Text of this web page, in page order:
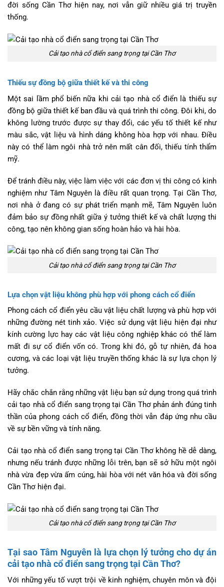
đời sống Cần Thơ hiện nay, nơi vẫn giữ nhiều giá trị truyền
thống.
Cải tạo nhà cổ điển sang trọng tại Cần Thơ
Thiếu sự đồng bộ giữa thiết kế và thi công
Một sai lầm phổ biến nữa khi cải tạo nhà cổ điển là thiếu sự
đồng bộ giữa thiết kế ban đầu và quá trình thi công. Đôi khi, do
không lường trước được sự thay đổi, các yếu tố thiết kế như
màu sắc, vật liệu và hình dáng không hòa hợp với nhau. Điều
này có thể làm ngôi nhà trở nên mất cân đối, thiếu tính thẩm
mỹ.
Để tránh điều này, việc làm việc với các đơn vị thi công có kinh
nghiệm như Tâm Nguyên là điều rất quan trọng. Tại Cần Thơ,
nơi nhà ở đang có sự phát triển mạnh mẽ, Tâm Nguyên luôn
đảm bảo sự đồng nhất giữa ý tưởng thiết kế và chất lượng thi
công, tạo nên không gian sống hoàn hảo và hài hòa.
Cải tạo nhà cổ điển sang trọng tại Cần Thơ
Lựa chọn vật liệu không phù hợp với phong cách cổ điển
Phong cách cổ điển yêu cầu vật liệu chất lượng và phù hợp với
những đường nét tinh xảo. Việc sử dụng vật liệu hiện đại như
kính cường lực hay các vật liệu công nghiệp khác có thể làm
mất đi sự cổ điển vốn có. Trong khi đó, gỗ tự nhiên, đá hoa
cương, và các loại vật liệu truyền thống khác là sự lựa chọn lý
tưởng.
Hãy chắc chắn rằng những vật liệu bạn sử dụng trong quá trình
cải tạo nhà cổ điển sang trọng tại Cần Thơ phản ánh đúng tinh
thần của phong cách cổ điển, đồng thời vẫn đáp ứng nhu cầu
về sự bền vững và tính năng.
Cải tạo nhà cổ điển sang trọng tại Cần Thơ không hề dễ dàng,
nhưng nếu tránh được những lỗi trên, bạn sẽ sở hữu một ngôi
nhà vừa đẹp vừa ấm cúng, hài hòa với nét văn hóa và đời sống
Cần Thơ hiện đại.
Cải tạo nhà cổ điển sang trọng tại Cần Thơ
Tại sao Tâm Nguyên là lựa chọn lý tưởng cho dự án
cải tạo nhà cổ điển sang trọng tại Cần Thơ?
Với những yếu tố vượt trội về kinh nghiệm, chuyên môn và đội